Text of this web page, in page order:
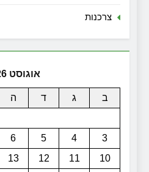
צרכנות
אוגוסט 2026
ב ג ד ה
3
4
5
6
10
11
12
13